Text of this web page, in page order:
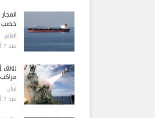
خصب
العالم
منذ 7 أيام
زورق
لبنان
منذ 7 أيام